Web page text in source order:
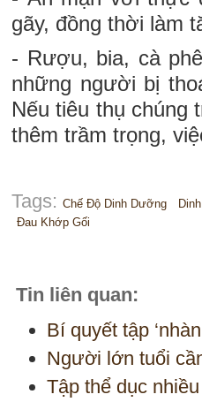
gãy, đồng thời làm
- Rượu, bia, cà
những người bị
Nếu tiêu thụ chúng
thêm trầm trọng,
Tags: Chế Độ Dinh Dưỡng
Đau Khớp Gối
Tin liên quan:
Bí quyết tập
Người lớn tuổi
Tập thể dục